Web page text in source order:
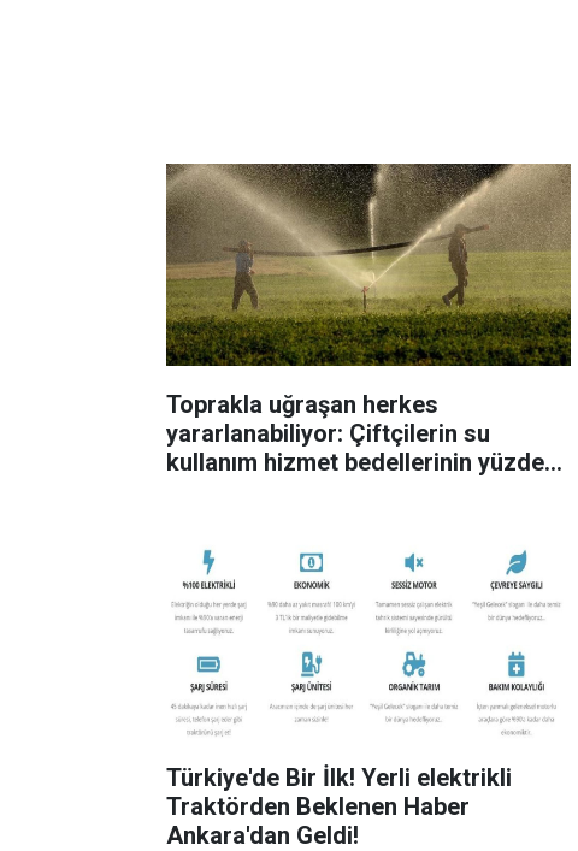
Toprakla uğraşan herkes
yararlanabiliyor: Çiftçilerin su
kullanım hizmet bedellerinin yüzde
Türkiye'de Bir İlk! Yerli elektrikli
Traktörden Beklenen Haber
Ankara'dan Geldi!